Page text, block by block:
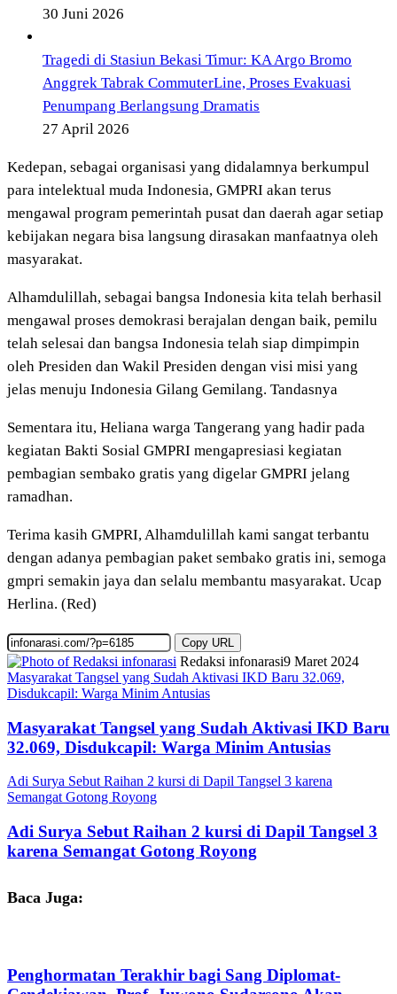
30 Juni 2026
Tragedi di Stasiun Bekasi Timur: KA Argo Bromo
Anggrek Tabrak CommuterLine, Proses Evakuasi
Penumpang Berlangsung Dramatis
27 April 2026
Kedepan, sebagai organisasi yang didalamnya berkumpul
para intelektual muda Indonesia, GMPRI akan terus
mengawal program pemerintah pusat dan daerah agar setiap
kebijakan negara bisa langsung dirasakan manfaatnya oleh
masyarakat.
Alhamdulillah, sebagai bangsa Indonesia kita telah berhasil
mengawal proses demokrasi berajalan dengan baik, pemilu
telah selesai dan bangsa Indonesia telah siap dimpimpin
oleh Presiden dan Wakil Presiden dengan visi misi yang
jelas menuju Indonesia Gilang Gemilang. Tandasnya
Sementara itu, Heliana warga Tangerang yang hadir pada
kegiatan Bakti Sosial GMPRI mengapresiasi kegiatan
pembagian sembako gratis yang digelar GMPRI jelang
ramadhan.
Terima kasih GMPRI, Alhamdulillah kami sangat terbantu
dengan adanya pembagian paket sembako gratis ini, semoga
gmpri semakin jaya dan selalu membantu masyarakat. Ucap
Herlina. (Red)
Copy URL
Redaksi infonarasi9 Maret 2024
Masyarakat Tangsel yang Sudah Aktivasi IKD Baru 32.069,
Disdukcapil: Warga Minim Antusias
Masyarakat Tangsel yang Sudah Aktivasi IKD Baru
32.069, Disdukcapil: Warga Minim Antusias
Adi Surya Sebut Raihan 2 kursi di Dapil Tangsel 3 karena
Semangat Gotong Royong
Adi Surya Sebut Raihan 2 kursi di Dapil Tangsel 3
karena Semangat Gotong Royong
Baca Juga:
Penghormatan Terakhir bagi Sang Diplomat-